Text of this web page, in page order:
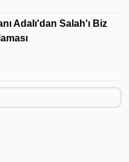
Adalı'dan Salah'ı Biz